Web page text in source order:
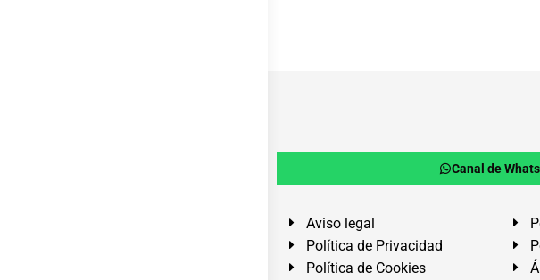
Canal de
Aviso legal
Política de Privacidad
Política de Cookies